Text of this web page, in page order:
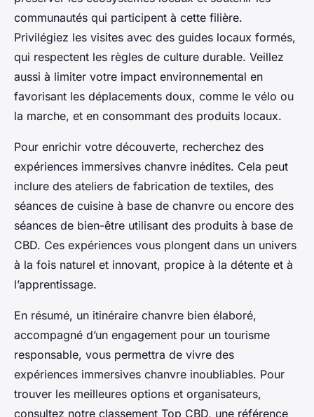
communautés qui participent à cette filière.
Privilégiez les visites avec des guides locaux formés,
qui respectent les règles de culture durable. Veillez
aussi à limiter votre impact environnemental en
favorisant les déplacements doux, comme le vélo ou
la marche, et en consommant des produits locaux.
Pour enrichir votre découverte, recherchez des
expériences immersives chanvre inédites. Cela peut
inclure des ateliers de fabrication de textiles, des
séances de cuisine à base de chanvre ou encore des
séances de bien-être utilisant des produits à base de
CBD. Ces expériences vous plongent dans un univers
à la fois naturel et innovant, propice à la détente et à
l’apprentissage.
En résumé, un itinéraire chanvre bien élaboré,
accompagné d’un engagement pour un tourisme
responsable, vous permettra de vivre des
expériences immersives chanvre inoubliables. Pour
trouver les meilleures options et organisateurs,
consultez notre classement Top CBD, une référence